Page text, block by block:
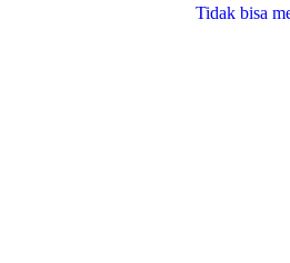
Tidak bisa